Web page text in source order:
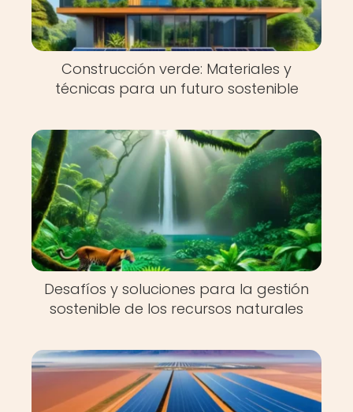
Construcción verde: Materiales y
técnicas para un futuro sostenible
Desafíos y soluciones para la gestión
sostenible de los recursos naturales